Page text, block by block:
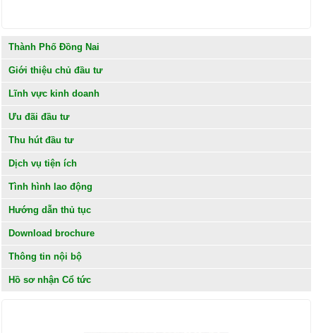
Thành Phố Đồng Nai
Giới thiệu chủ đầu tư
Lĩnh vực kinh doanh
Ưu đãi đầu tư
Thu hút đầu tư
Dịch vụ tiện ích
Tình hình lao động
Hướng dẫn thủ tục
Download brochure
Thông tin nội bộ
Hồ sơ nhận Cổ tức